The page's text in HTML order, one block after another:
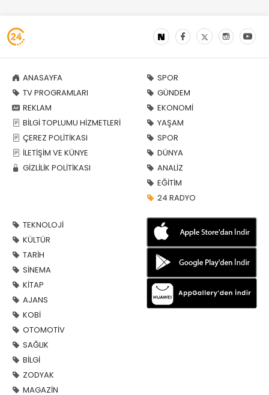
ANASAYFA
TV PROGRAMLARI
REKLAM
BİLGİ TOPLUMU HİZMETLERİ
ÇEREZ POLİTİKASI
İLETİŞİM VE KÜNYE
GİZLİLİK POLİTİKASI
SPOR
GÜNDEM
EKONOMİ
YAŞAM
SPOR
DÜNYA
ANALİZ
EĞİTİM
24 RADYO
TEKNOLOJİ
KÜLTÜR
TARİH
SİNEMA
KİTAP
AJANS
KOBİ
OTOMOTİV
SAĞLIK
BİLGİ
ZODYAK
MAGAZİN